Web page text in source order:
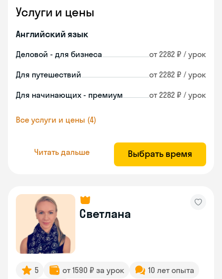
Услуги и цены
Английский язык
Деловой - для бизнеса от 2282 ₽ / урок
Для путешествий от 2282 ₽ / урок
Для начинающих - премиум от 2282 ₽ / урок
Все услуги и цены (4)
Читать дальше Выбрать время
Светлана
5 от 1590 ₽ за урок
10 лет опыта